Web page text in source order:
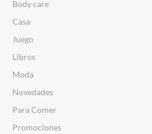
Body care
Casa
Juego
Libros
Moda
Novedades
Para Comer
Promociones